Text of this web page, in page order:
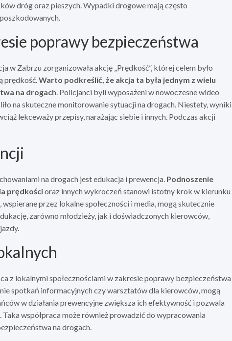
dróg oraz pieszych. Wypadki drogowe mają często
poprawy bezpieczeństwa
w Zabrzu zorganizowała akcję „Prędkość”, której celem było
prędkość.Warto podkreślić, że akcja ta była jednym z wielu
na drogach. Policjanci byli wyposażeni w nowoczesne wideo
na skuteczne monitorowanie sytuacji na drogach. Niestety, wyniki
lekceważy przepisy, narażając siebie i innych. Podczas akcji
na drogach jest edukacja i prewencja. Podnoszenie
prędkościoraz innych wykroczeń stanowi istotny krok w kierunku
przez lokalne społeczności i media, mogą skutecznie
zarówno młodzieży, jak i doświadczonych kierowców,
z lokalnymi społecznościami w zakresie poprawy bezpieczeństwa
spotkań informacyjnych czy warsztatów dla kierowców, mogą
w działania prewencyjne zwiększa ich efektywność i pozwala
współpraca może również prowadzić do wypracowania
na drogach.